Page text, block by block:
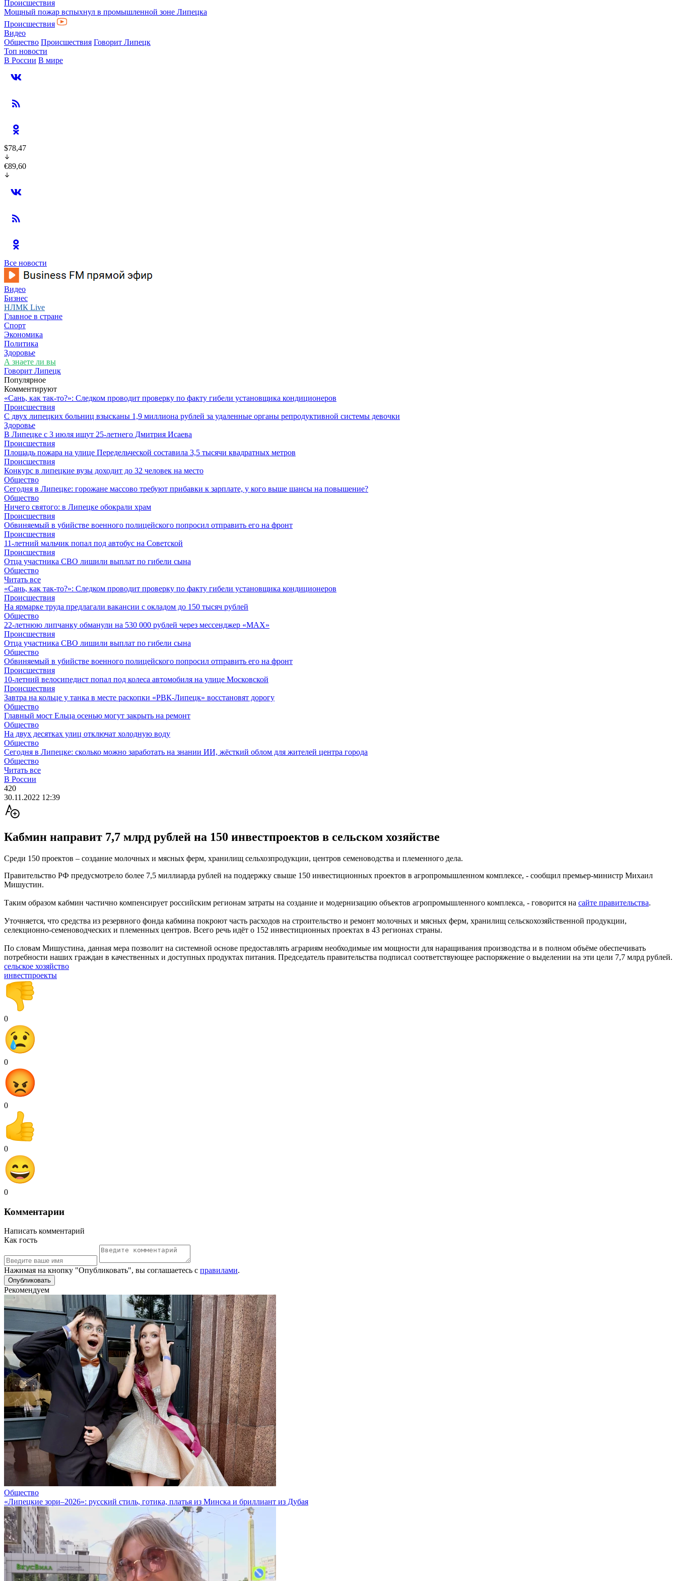
Происшествия
Мощный пожар вспыхнул в промышленной зоне Липецка
Происшествия
Видео
Общество Происшествия Говорит Липецк
Топ новости
В России В мире
$78,47
€89,60
Все новости
Видео
Бизнес
НЛМК Live
Главное в стране
Спорт
Экономика
Политика
Здоровье
А знаете ли вы
Говорит Липецк
Популярное
Комментируют
«Сань, как так-то?»: Следком проводит проверку по факту гибели установщика кондиционеров
Происшествия
С двух липецких больниц взысканы 1,9 миллиона рублей за удаленные органы репродуктивной системы девочки
Здоровье
В Липецке с 3 июля ищут 25-летнего Дмитрия Исаева
Происшествия
Площадь пожара на улице Передельческой составила 3,5 тысячи квадратных метров
Происшествия
Конкурс в липецкие вузы доходит до 32 человек на место
Общество
Сегодня в Липецке: горожане массово требуют прибавки к зарплате, у кого выше шансы на повышение?
Общество
Ничего святого: в Липецке обокрали храм
Происшествия
Обвиняемый в убийстве военного полицейского попросил отправить его на фронт
Происшествия
11-летний мальчик попал под автобус на Советcкой
Происшествия
Отца участника СВО лишили выплат по гибели сына
Общество
Читать все
«Сань, как так-то?»: Следком проводит проверку по факту гибели установщика кондиционеров
Происшествия
На ярмарке труда предлагали вакансии с окладом до 150 тысяч рублей
Общество
22-летнюю липчанку обманули на 530 000 рублей через мессенджер «MAX»
Происшествия
Отца участника СВО лишили выплат по гибели сына
Общество
Обвиняемый в убийстве военного полицейского попросил отправить его на фронт
Происшествия
10-летний велосипедист попал под колеса автомобиля на улице Московской
Происшествия
Завтра на кольце у танка в месте раскопки «РВК-Липецк» восстановят дорогу
Общество
Главный мост Ельца осенью могут закрыть на ремонт
Общество
На двух десятках улиц отключат холодную воду
Общество
Сегодня в Липецке: сколько можно заработать на знании ИИ, жёсткий облом для жителей центра города
Общество
Читать все
В России
420
30.11.2022 12:39
Кабмин направит 7,7 млрд рублей на 150 инвестпроектов в сельском хозяйстве
Среди 150 проектов – создание молочных и мясных ферм, хранилищ сельхозпродукции, центров семеноводства и племенного дела.
Правительство РФ предусмотрело более 7,5 миллиарда рублей на поддержку свыше 150 инвестиционных проектов в агропромышленном комплексе, - сообщил премьер-министр Михаил
Мишустин.
Таким образом кабмин частично компенсирует российским регионам затраты на создание и модернизацию объектов агропромышленного комплекса, - говорится на сайте правительства.
Уточняется, что средства из резервного фонда кабмина покроют часть расходов на строительство и ремонт молочных и мясных ферм, хранилищ сельскохозяйственной продукции,
селекционно-семеноводческих и племенных центров. Всего речь идёт о 152 инвестиционных проектах в 43 регионах страны.
По словам Мишустина, данная мера позволит на системной основе предоставлять аграриям необходимые им мощности для наращивания производства и в полном объёме обеспечивать
потребности наших граждан в качественных и доступных продуктах питания. Председатель правительства подписал соответствующее распоряжение о выделении на эти цели 7,7 млрд рублей.
сельское хозяйство
инвестпроекты
0
0
0
0
0
Комментарии
Написать комментарий
Как гость
Нажимая на кнопку "Опубликовать", вы соглашаетесь с правилами.
Рекомендуем
Общество
«Липецкие зори–2026»: русский стиль, готика, платья из Минска и бриллиант из Дубая